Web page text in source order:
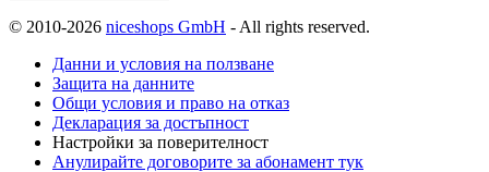
© 2010-2026 niceshops GmbH - All rights reserved.
Данни и условия на ползване
Защита на данните
Общи условия и право на отказ
Декларация за достъпност
Настройки за поверителност
Анулирайте договорите за абонамент тук